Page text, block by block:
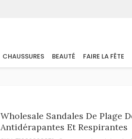
CHAUSSURES BEAUTÉ FAIRE LA FÊTE
Wholesale Sandales De Plage
Antidérapantes Et Respirantes